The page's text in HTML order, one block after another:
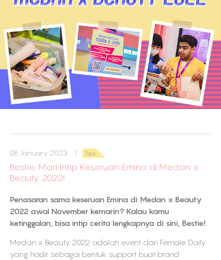
08 January 2023 | Tips
Bestie, Mari Intip Keseruan Emina di Medan x
Beauty 2022!
Penasaran sama keseruan Emina di Medan x Beauty
2022 awal November kemarin? Kalau kamu
ketinggalan, bisa intip cerita lengkapnya di sini, Bestie!
Medan x Beauty 2022 adalah event dari Female Daily
yang hadir sebagai bentuk support buat brand